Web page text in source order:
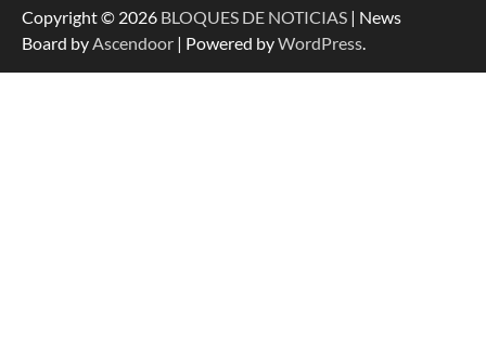
Copyright © 2026 BLOQUES DE NOTICIAS | News
Board byAscendoor | Powered byWordPress.